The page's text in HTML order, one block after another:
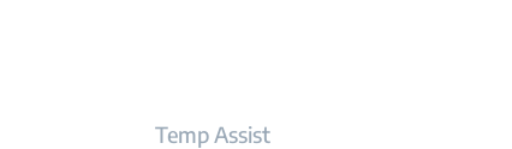
Temp Assist